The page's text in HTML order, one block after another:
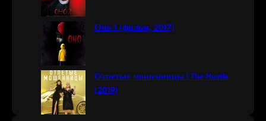
Оно 1 (фильм, 2017)
Отпетые мошенницы | The Hustle
(2019)